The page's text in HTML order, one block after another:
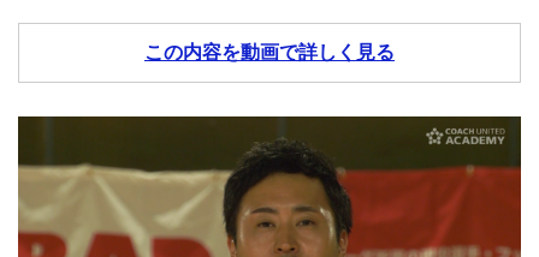
この内容を動画で詳しく見る